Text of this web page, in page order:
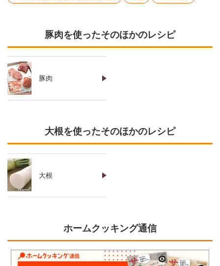
豚肉を使ったそのほかのレシピ
豚肉
大根を使ったそのほかのレシピ
大根
ホームクッキング通信